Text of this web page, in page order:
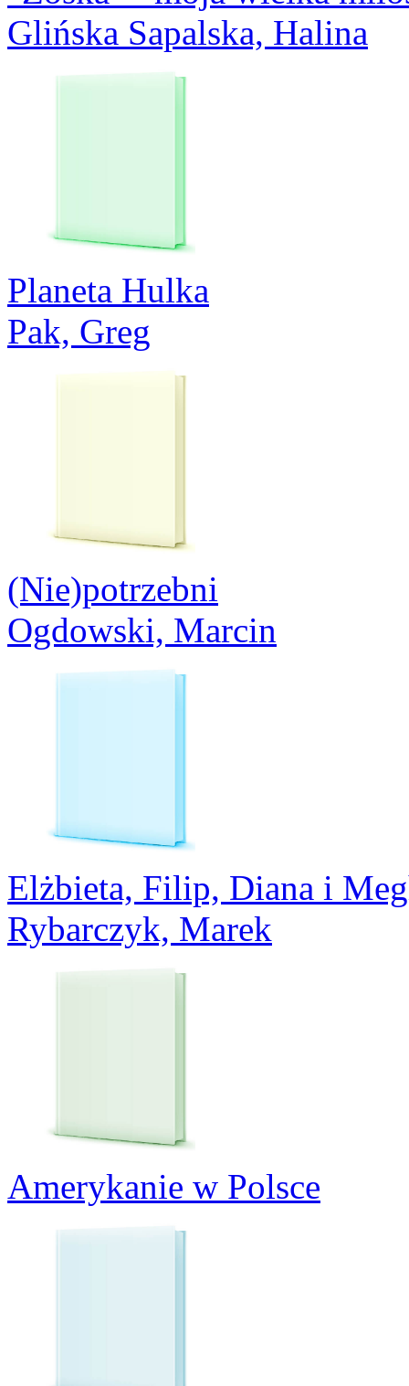
Glińska Sapalska, Halina
Planeta Hulka
Pak, Greg
(Nie)potrzebni
Ogdowski, Marcin
Elżbieta, Filip, Diana i
Rybarczyk, Marek
Amerykanie w Polsce